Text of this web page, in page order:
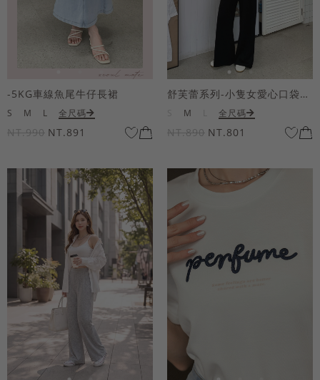
-5KG車線魚尾牛仔長裙
S M L 全尺碼
NT.990 NT.891
舒芙蕾系列-小隻女愛心口袋寬褲
M 全尺碼
NT.890 NT.801